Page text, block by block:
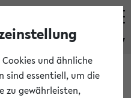
eKVV
und ähnliche
sind essentiell, um die
zu gewährleisten,